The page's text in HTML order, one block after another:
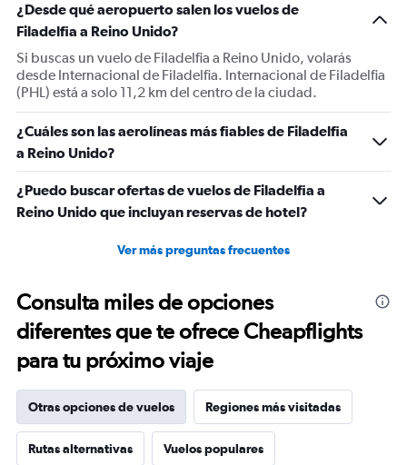
Y
axis
displaying
Number
of
flights.
0
to
150.
¿Desde qué aeropuerto salen los vuelos de
Filadelfia a Reino Unido?
Si buscas un vuelo de Filadelfia a Reino Unido, volarás
desde Internacional de Filadelfia. Internacional de Filadelfia
(PHL) está a solo 11,2 km del centro de la ciudad.
¿Cuáles son las aerolíneas más fiables de Filadelfia
a Reino Unido?
¿Puedo buscar ofertas de vuelos de Filadelfia a
Reino Unido que incluyan reservas de hotel?
Ver más preguntas frecuentes
Consulta miles de opciones
diferentes que te ofrece Cheapflights
para tu próximo viaje
Otras opciones de vuelos Regiones más visitadas
Rutas alternativas Vuelos populares